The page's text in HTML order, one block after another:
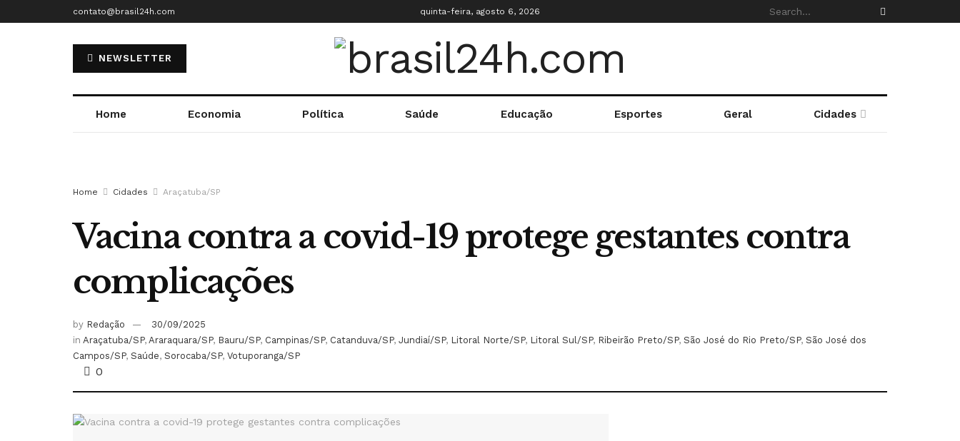
contato@brasil24h.com quinta-feira, agosto 6, 2026
NEWSLETTER
Home Economia Política Saúde Educação Esportes Geral Cidades
Home Cidades Araçatuba/SP
Vacina contra a covid-19 protege gestantes contra
complicações
by Redação
30/09/2025
in Araçatuba/SP, Araraquara/SP, Bauru/SP, Campinas/SP, Catanduva/SP, Jundiaí/SP, Litoral Norte/SP, Litoral Sul/SP, Ribeirão Preto/SP, São José do Rio Preto/SP, São José dos
Campos/SP, Saúde, Sorocaba/SP, Votuporanga/SP
0